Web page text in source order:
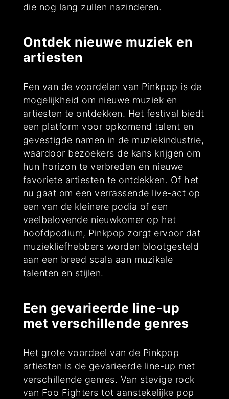
die nog lang zullen nazinderen.
Ontdek nieuwe muziek en
artiesten
Een van de voordelen van Pinkpop is de
mogelijkheid om nieuwe muziek en
artiesten te ontdekken. Het festival biedt
een platform voor opkomend talent en
gevestigde namen in de muziekindustrie,
waardoor bezoekers de kans krijgen om
hun horizon te verbreden en nieuwe
favoriete artiesten te ontdekken. Of het
nu gaat om een verrassende live-act op
een van de kleinere podia of een
veelbelovende nieuwkomer op het
hoofdpodium, Pinkpop zorgt ervoor dat
muziekliefhebbers worden blootgesteld
aan een breed scala aan muzikale
talenten en stijlen.
Een gevarieerde line-up
met verschillende genres
Het grote voordeel van de Pinkpop
artiesten is de gevarieerde line-up met
verschillende genres. Van stevige rock
van Foo Fighters tot aanstekelijke pop